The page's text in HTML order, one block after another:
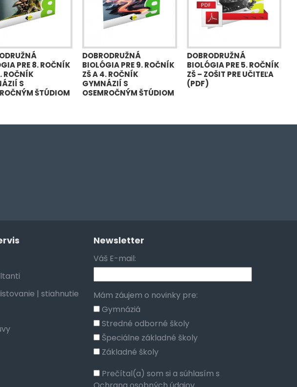
PRE 8. ROČNÍK
ROČNÍK
S
ŠTÚDIOM
DOBRODRUŽNÁ
BIOLÓGIA PRE 9. ROČNÍK
ZŠ A 4. ROČNÍK
GYMNÁZIÍ S
OSEMROČNÝM ŠTÚDIOM
DOBRODRUŽNÁ
BIOLÓGIA PRE 5. ROČNÍK
ZŠ – ZOŠIT PRE UČITEĽA
(PDF)
| stiahnutie
Newsletter
Váš E-mail:
Mám záujem o novinky pre:
Gymnáziá
Stredné odborné školy
Špeciálne základné školy
Základné školy
Prečítal(a) som si a súhlasím s